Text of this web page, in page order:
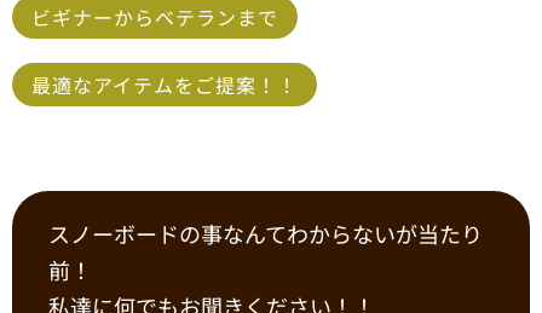
ビギナーからベテランまで
最適なアイテムをご提案！！
スノーボードの事なんてわからないが当たり
前！
私達に何でもお聞きください！！